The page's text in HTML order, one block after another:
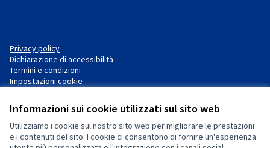
Informazioni sui cookie utilizzati sul sito web
Utilizziamo i cookie sul nostro sito web per migliorare le prestazioni
e i contenuti del sito. I cookie ci consentono di fornire un'esperienza
Privacy policy
Dichiarazione di accessibilità
Termini e condizioni
Impostazioni cookie
Licenza Creative Commons
(Collegamento esterno)
Sito web creato consoftware
libero
.